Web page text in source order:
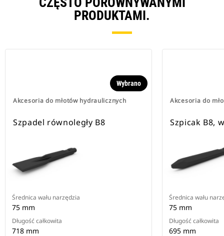
PRODUKTAMI.
Akcesoria do młotów hydraulicznych
Wybrano
Szpadel równoległy B8
Średnica wału narzędzia
75 mm
Długość całkowita
718 mm
Akcesoria do
Szpicak B8,
Średnica wału
75 mm
Długość całkowita
695 mm